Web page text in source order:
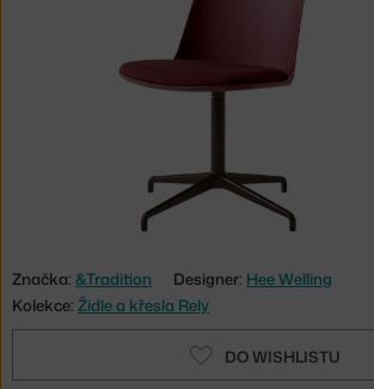
Značka: &Tradition Designer: Hee Welling
Kolekce: Židle a křesla Rely
DO WISHLISTU